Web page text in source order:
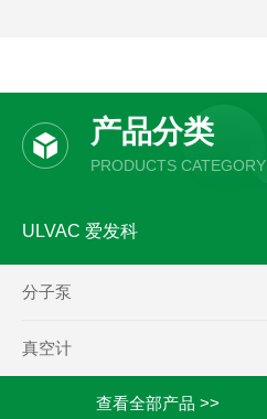
产品分类
PRODUCTS CATEGORY
ULVAC 爱发科
分子泵
真空计
查看全部产品 >>